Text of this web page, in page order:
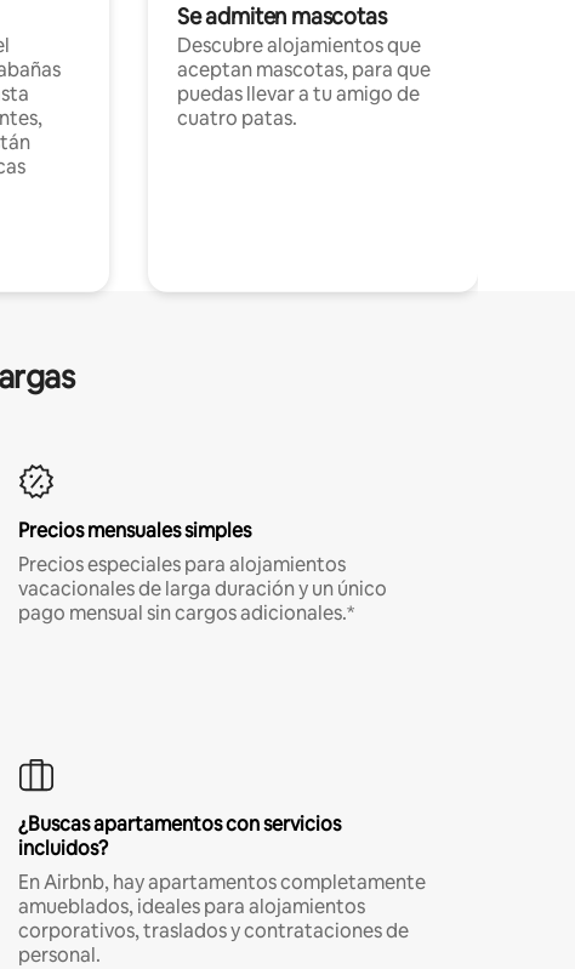
Se admiten mascotas
Descubre alojamientos que
aceptan mascotas, para que
puedas llevar a tu amigo de
cuatro patas.
Precios mensuales simples
Precios especiales para alojamientos
vacacionales de larga duración y un único
pago mensual sin cargos adicionales.*
¿Buscas apartamentos con servicios
incluidos?
En Airbnb, hay apartamentos completamente
amueblados, ideales para alojamientos
corporativos, traslados y contrataciones de
personal.